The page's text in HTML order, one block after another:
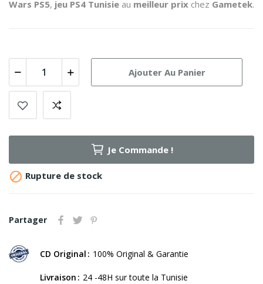
Wars PS5, jeu PS4 Tunisie au meilleur prix chez Gametek.
Ajouter Au Panier
Je Commande !
 Rupture de stock
Partager
CD Original 100% Original & Garantie
Livraison 24 -48H sur toute la Tunisie